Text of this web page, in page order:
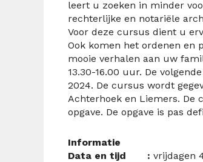
leert u zoeken in minder
rechterlijke en notariële
Voor deze cursus dient u
Ook komen het ordenen en
mooie verhalen aan uw
13.30-16.00 uur. De
2024. De cursus wordt
Achterhoek en Liemers. De
opgave. De opgave is pas
Informatie
Data en tijd : vrijdagen